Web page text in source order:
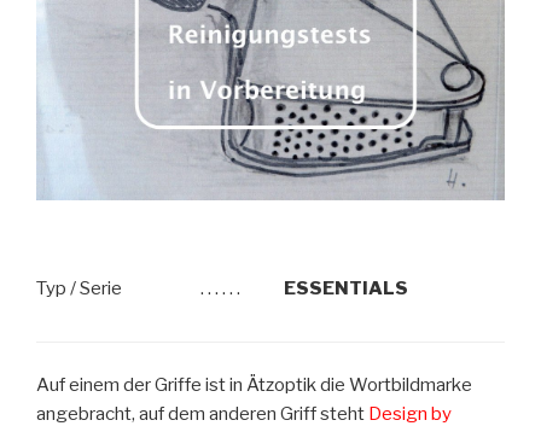
Typ / Serie . . . . . . ESSENTIALS
Auf einem der Griffe ist in Ätzoptik die Wortbildmarke
angebracht, auf dem anderen Griff steht Design by